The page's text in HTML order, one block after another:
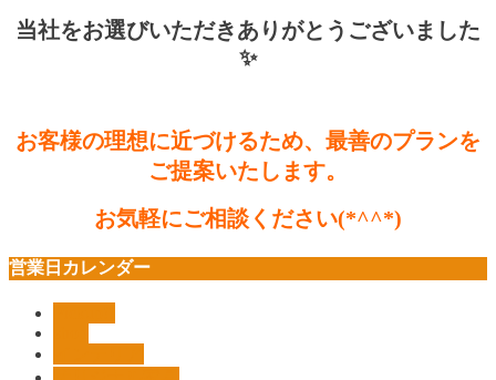
当社をお選びいただきありがとうございました
✨
お客様の理想に近づけるため、 最善のプランを
ご提案いたします。
お気軽にご相談ください(*^^*)
営業日カレンダー